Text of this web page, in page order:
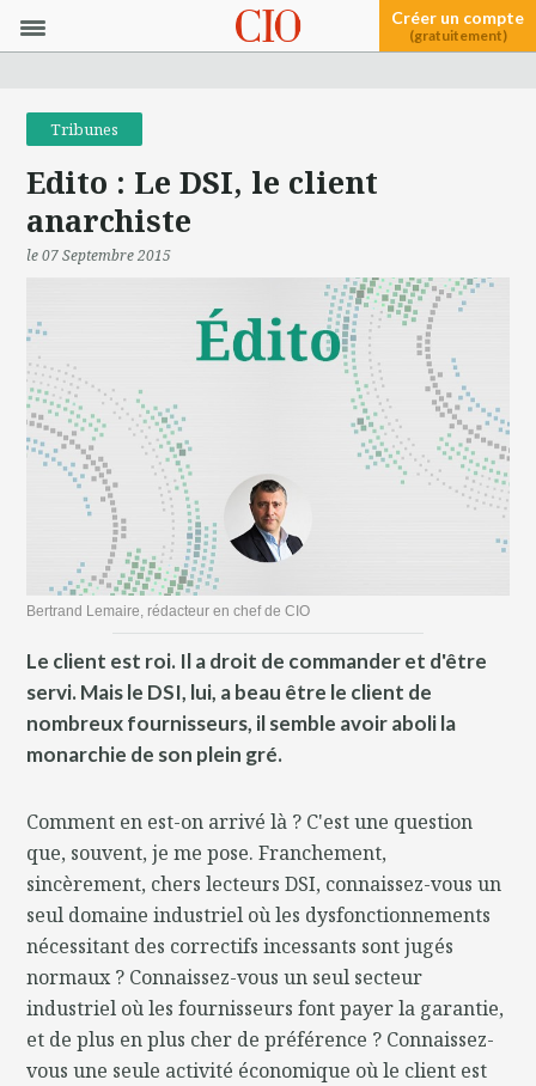
Créer un compte
(gratuitement)
Tribunes
Edito : Le DSI, le client
anarchiste
le 07 Septembre 2015
Bertrand Lemaire, rédacteur en chef de CIO
Le client est roi. Il a droit de commander et d'être
servi. Mais le DSI, lui, a beau être le client de
nombreux fournisseurs, il semble avoir aboli la
monarchie de son plein gré.
Comment en est-on arrivé là ? C'est une question
que, souvent, je me pose. Franchement,
sincèrement, chers lecteurs DSI, connaissez-vous un
seul domaine industriel où les dysfonctionnements
nécessitant des correctifs incessants sont jugés
normaux ? Connaissez-vous un seul secteur
industriel où les fournisseurs font payer la garantie,
et de plus en plus cher de préférence ? Connaissez-
vous une seule activité économique où le client est